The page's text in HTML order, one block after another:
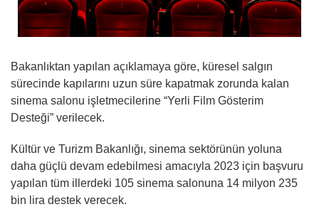
Bakanlıktan yapılan açıklamaya göre, küresel salgın
sürecinde kapılarını uzun süre kapatmak zorunda kalan
sinema salonu işletmecilerine “Yerli Film Gösterim
Desteği” verilecek.
Kültür ve Turizm Bakanlığı, sinema sektörünün yoluna
daha güçlü devam edebilmesi amacıyla 2023 için başvuru
yapılan tüm illerdeki 105 sinema salonuna 14 milyon 235
bin lira destek verecek.